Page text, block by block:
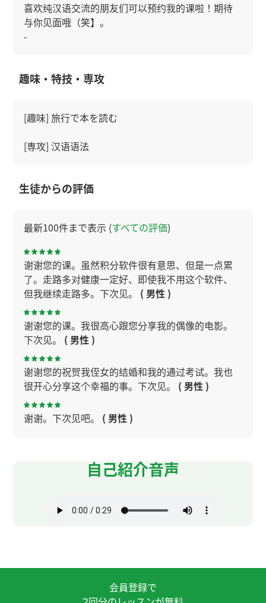
喜欢纯汉语交流的朋友们可以预约我的课啦！期待
与你见面哦（笑】。
-
趣味・特技・専攻
[趣味] 旅行で本を読む
[専攻] 汉语语法
生徒からの評価
最新100件まで表示 (すべての評価)
谢谢您的课。虽然积分软件很有意思、但是一点累
了。走路多对健康一定好、即使我不用这个软件、
但我继续走路多。下次见。 ( 男性 )
谢谢您的课。我很高心跟您分享我的偶像的电影。
下次见。 ( 男性 )
谢谢您的祝贺我侄女的结婚和我的通过考试。我也
很开心分享这个幸福的事。下次见。 ( 男性 )
谢谢。下次见吧。 ( 男性 )
时候应该谨慎。虽然最近倒霉的事让我很悲伤、可
我打算去我从没去的地方。每次我去新地方、我想
跟你分享。下次见。( 男性 )
自己紹介音声
会員登録で